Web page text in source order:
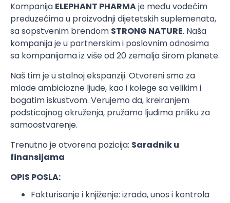
Kompanija ELEPHANT PHARMAje među vodećim
preduzećima u proizvodnji dijetetskih suplemenata,
sa sopstvenim brendom STRONG NATURE. Naša
kompanija je u partnerskim i poslovnim odnosima
sa kompanijama iz više od 20 zemalja širom planete.
Naš tim je u stalnoj ekspanziji. Otvoreni smo za
mlade ambiciozne ljude, kao i kolege sa velikim i
bogatim iskustvom. Verujemo da, kreiranjem
podsticajnog okruženja, pružamo ljudima priliku za
samoostvarenje.
Trenutno je otvorena pozicija: Saradnik u
finansijama
OPIS POSLA:
Fakturisanje i knjiženje: izrada, unos i kontrola